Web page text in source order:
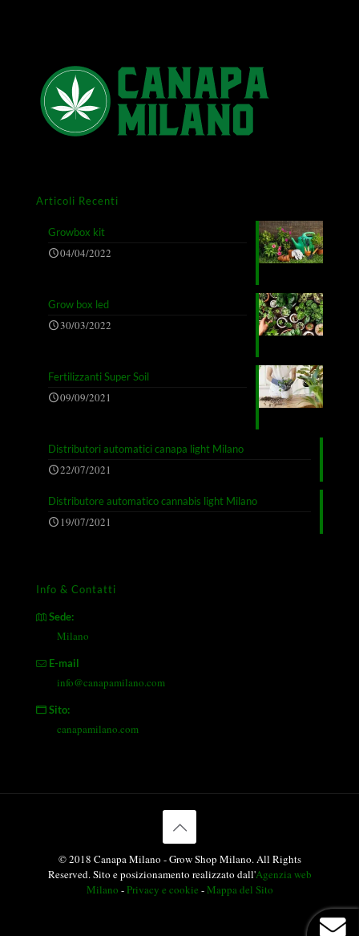
Articoli Recenti
Growbox kit
04/04/2022
Grow box led
30/03/2022
Fertilizzanti Super Soil
09/09/2021
Distributori automatici canapa light Milano
22/07/2021
Distributore automatico cannabis light Milano
19/07/2021
Info & Contatti
Sede:
Milano
E-mail
info@canapamilano.com
Sito:
canapamilano.com
© 2018 Canapa Milano - Grow Shop Milano. All Rights
Reserved. Sito e posizionamento realizzato dall'Agenzia web
Milano -Privacy e cookie -Mappa del Sito